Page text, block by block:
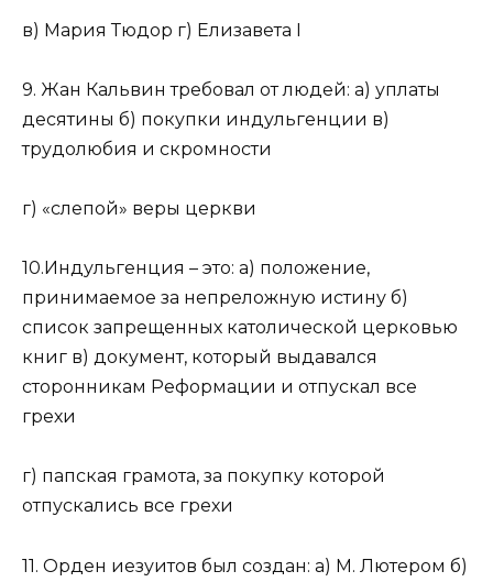
в) Мария Тюдор г) Елизавета I
9. Жан Кальвин требовал от людей: а) уплаты
десятины б) покупки индульгенции в)
трудолюбия и скромности
г) «слепой» веры церкви
10.Индульгенция – это: а) положение,
принимаемое за непреложную истину б)
список запрещенных католической церковью
книг в) документ, который выдавался
сторонникам Реформации и отпускал все
грехи
г) папская грамота, за покупку которой
отпускались все грехи
11. Орден иезуитов был создан: а) М. Лютером б)